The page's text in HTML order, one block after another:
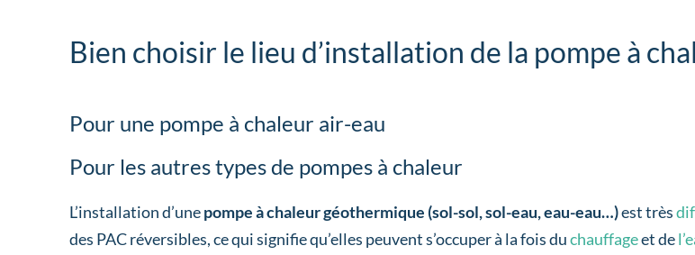
Bien choisir le lieu d’installation de la pompe à
Pour une pompe à chaleur air-eau
Pour les autres types de pompes à chaleur
L’installation d’unepompe à chaleur géothermique (sol-sol, sol-eau, eau-eau…)est très
des PAC réversibles, ce qui signifie qu’elles peuvent s’occuper à la fois duchauffageet de